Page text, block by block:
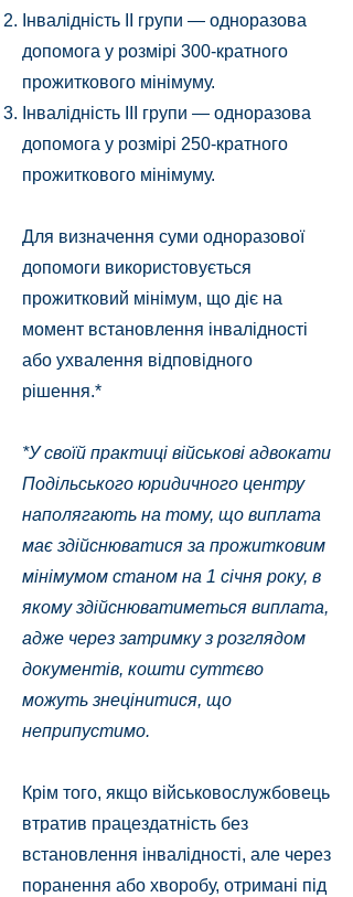
Інвалідність II групи — одноразова
допомога у розмірі 300-кратного
прожиткового мінімуму.
Інвалідність III групи — одноразова
допомога у розмірі 250-кратного
прожиткового мінімуму.
Для визначення суми одноразової
допомоги використовується
прожитковий мінімум, що діє на
момент встановлення інвалідності
або ухвалення відповідного
рішення.*
*У своїй практиці військові адвокати
Подільського юридичного центру
наполягають на тому, що виплата
має здійснюватися за прожитковим
мінімумом станом на 1 січня року, в
якому здійснюватиметься виплата,
адже через затримку з розглядом
документів, кошти суттєво
можуть знецінитися, що
неприпустимо.
Крім того, якщо військовослужбовець
втратив працездатність без
встановлення інвалідності, але через
поранення або хворобу, отримані під